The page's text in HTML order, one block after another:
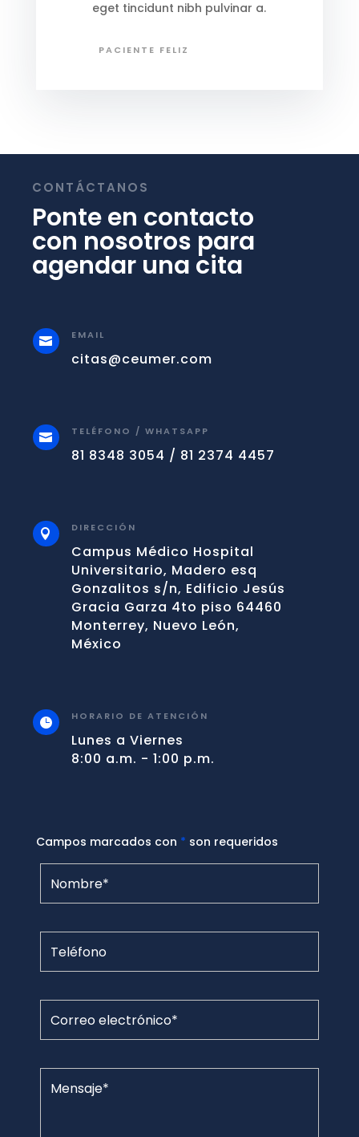
eget tincidunt nibh pulvinar a.
PACIENTE FELIZ
CONTÁCTANOS
Ponte en contacto
con nosotros para
agendar una cita
 EMAIL
citas@ceumer.com
 TELÉFONO / WHATSAPP
81 8348 3054 / 81 2374 4457
 DIRECCIÓN
Campus Médico Hospital
Universitario, Madero esq
Gonzalitos s/n, Edificio Jesús
Gracia Garza 4to piso 64460
Monterrey, Nuevo León,
México
 HORARIO DE ATENCIÓN
Lunes a Viernes
8:00 a.m. - 1:00 p.m.
Campos marcados con * son requeridos